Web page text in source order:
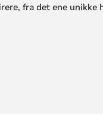
fra det ene unikke